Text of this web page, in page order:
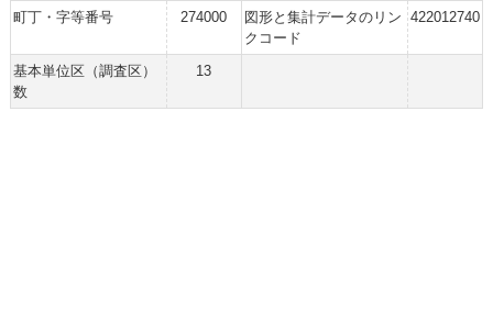
町丁・字等番号 274000
図形と集計データのリン
クコード
422012740
基本単位区（調査区）
数
13